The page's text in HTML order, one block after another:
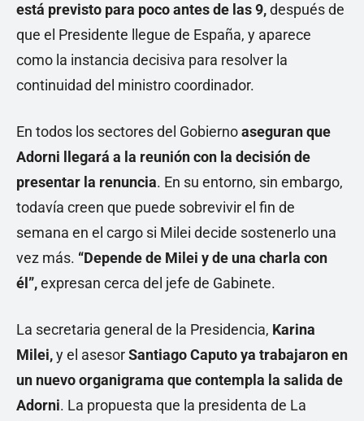
está previsto para poco antes de las 9,después de
que el Presidente llegue de España, y aparece
como la instancia decisiva para resolver la
continuidad del ministro coordinador.
En todos los sectores del Gobiernoaseguran que
Adorni llegará a la reunión con la decisión de
presentar la renuncia. En su entorno, sin embargo,
todavía creen que puede sobrevivir el fin de
semana en el cargo si Milei decide sostenerlo una
vez más. “Depende de Milei y de una charla con
él”,expresan cerca del jefe de Gabinete.
La secretaria general de la Presidencia, Karina
Milei,y el asesorSantiago Caputo ya trabajaron en
un nuevo organigrama que contempla la salida de
Adorni. La propuesta que la presidenta de La